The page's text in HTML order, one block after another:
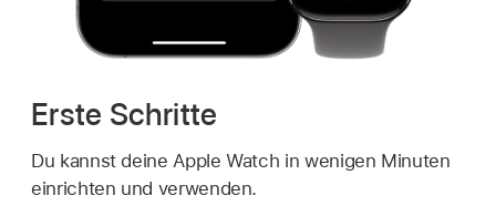
Erste Schritte
Du kannst deine Apple Watch in wenigen Minuten
einrichten und verwenden.